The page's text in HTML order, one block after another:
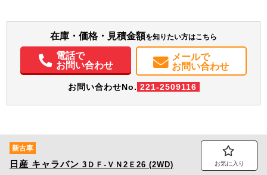
在庫・価格・見積金額を知りたい方はこちら
電話で
お問い合わせ
メールで
お問い合わせ
お問い合わせNo. 221-2509116
新古車
日産 キャラバン 3ＤＦ-ＶＮ2Ｅ26 (2WD) お気に入り